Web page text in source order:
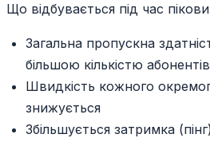
Що відбувається під час
Загальна пропускна
більшою кількістю абонентів
Швидкість кожного
знижується
Збільшується затримка